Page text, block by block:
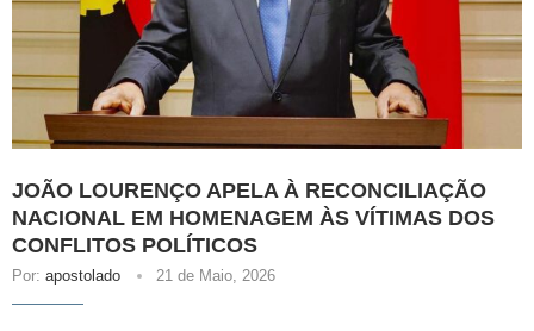
JOÃO LOURENÇO APELA À RECONCILIAÇÃO
NACIONAL EM HOMENAGEM ÀS VÍTIMAS DOS
CONFLITOS POLÍTICOS
Por: apostolado 21 de Maio, 2026